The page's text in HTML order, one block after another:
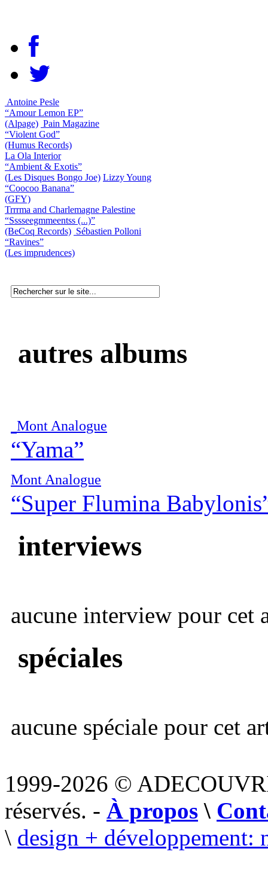
Antoine Pesle
“Amour Lemon EP”
(Alpage) Pain Magazine
“Violent God”
(Humus Records)
La Ola Interior
“Ambient & Exotis”
(Les Disques Bongo Joe) Lizzy Young
“Coocoo Banana”
(GFY)
Trrrma and Charlemagne Palestine
“Sssseegmmeentss (...)”
(BeCoq Records) Sébastien Polloni
“Ravines”
(Les imprudences)
autres albums
Mont Analogue
“Yama”
Mont Analogue
“Super Flumina
interviews
aucune interview pour cet
spéciales
aucune spéciale pour cet
1999-2026 ©
réservés. - À propos \
\ design + développement: